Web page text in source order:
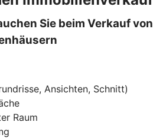
Sie beim Verkauf von
Ansichten, Schnitt)
Raum